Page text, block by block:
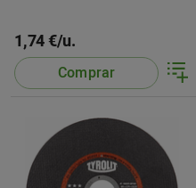
1,74 €/u.
Comprar